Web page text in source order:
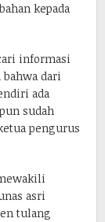
kepada
informasi
dari
ada
sudah
pengurus
asri
tulang